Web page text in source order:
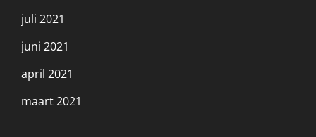
juli 2021
juni 2021
april 2021
maart 2021